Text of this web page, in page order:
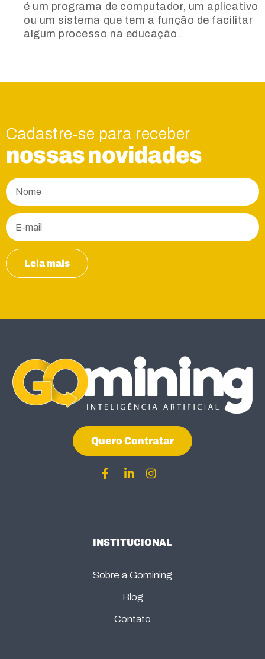
é um programa de computador, um aplicativo
ou um sistema que tem a função de facilitar
algum processo na educação.
Cadastre-se para receber
nossas novidades
Leia mais
Quero Contratar
INSTITUCIONAL
Sobre a Gomining
Blog
Contato